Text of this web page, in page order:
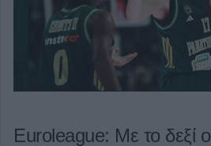
Euroleague: Με το δεξί ο